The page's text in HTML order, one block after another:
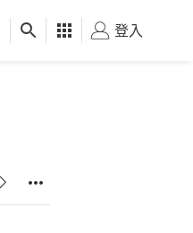
健康 好食玩飛
登入